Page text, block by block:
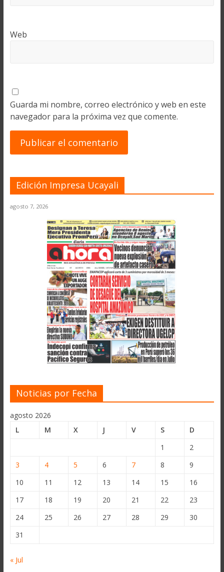
Web
Guarda mi nombre, correo electrónico y web en este
navegador para la próxima vez que comente.
Edición Impresa Ucayali
agosto 7, 2026
Noticias por Fecha
agosto 2026
L
M X J V S
D
1
2
3
4 5 6 7 8
9
10
11 12 13 14 15
16
17
18 19 20 21 22
23
24
25 26 27 28 29
30
31
« Jul